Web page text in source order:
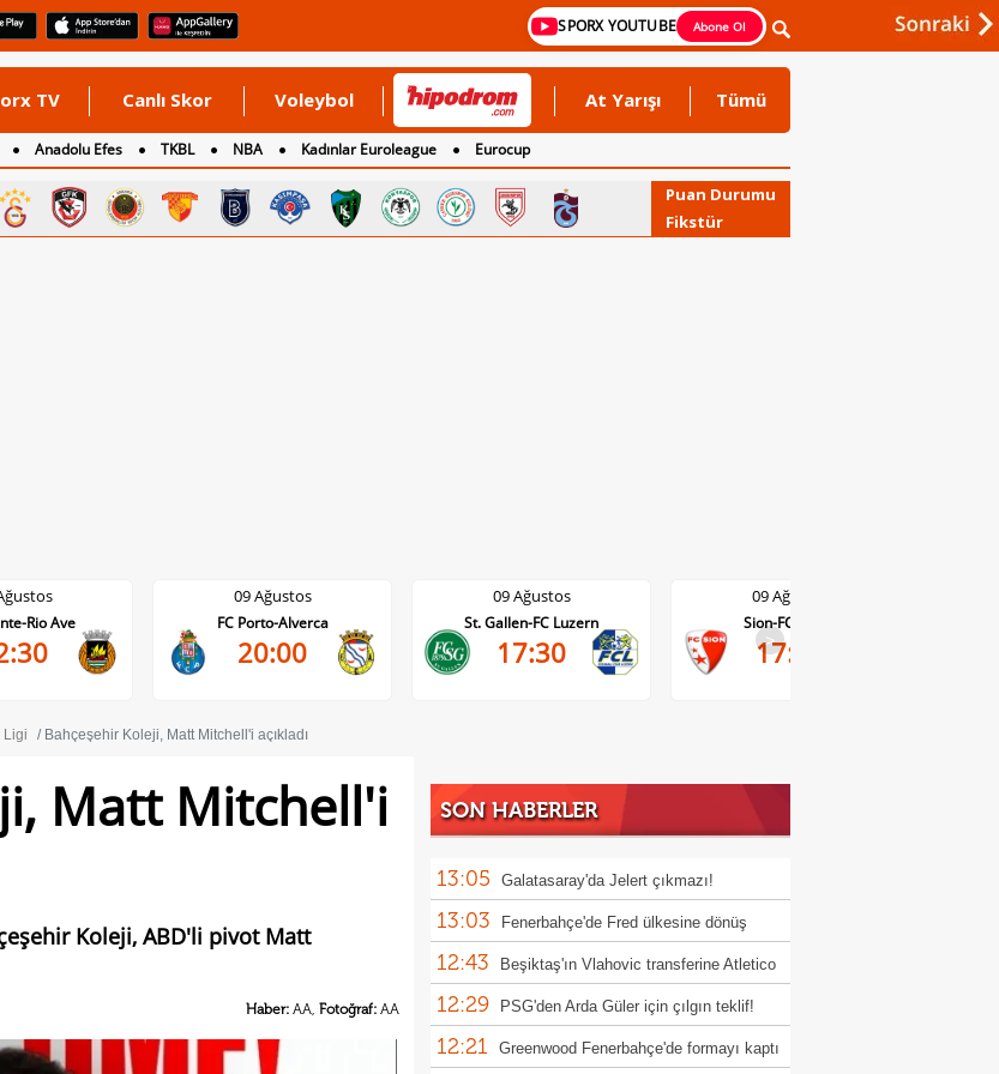
SPORX YOUTUBE Abone Ol
TV Canlı Skor Voleybol At Yarışı Tümü
Anadolu Efes TKBL NBA Kadınlar Euroleague Eurocup
Puan Durumu
Fikstür
Rio Ave
09 Ağustos
FC Porto-Alverca
20:00
09 Ağustos
St. Gallen-FC Luzern
17:30
09 Ağustos
Sion-FC Vaduz
17:30
>
Ligi Bahçeşehir Koleji, Matt Mitchell'i açıkladı
Matt Mitchell'i
Koleji, ABD'li pivot Matt
Haber: AA, Fotoğraf: AA
SON HABERLER
13:05 Galatasaray'da Jelert çıkmazı!
13:03 Fenerbahçe'de Fred ülkesine dönüş
hazırlıklarına başladı!
12:43 Beşiktaş'ın Vlahovic transferine Atletico
Madrid engeli
12:29 PSG'den Arda Güler için çılgın teklif!
Fenerbahçe de kasayı dolduracak
12:21 Greenwood Fenerbahçe'de formayı kaptı